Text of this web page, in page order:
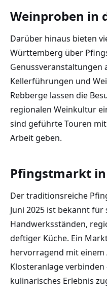
Weinproben in
Darüber hinaus bieten
Württemberg über
Genussveranstaltungen
Kellerführungen und
Rebberge lassen die
regionalen Weinkultur
sind geführte Touren
Arbeit geben.
Pfingstmarkt
Der traditionsreiche
Juni 2025 ist bekannt
Handwerksständen,
deftiger Küche. Ein
hervorragend mit
Klosteranlage
kulinarisches Erlebnis